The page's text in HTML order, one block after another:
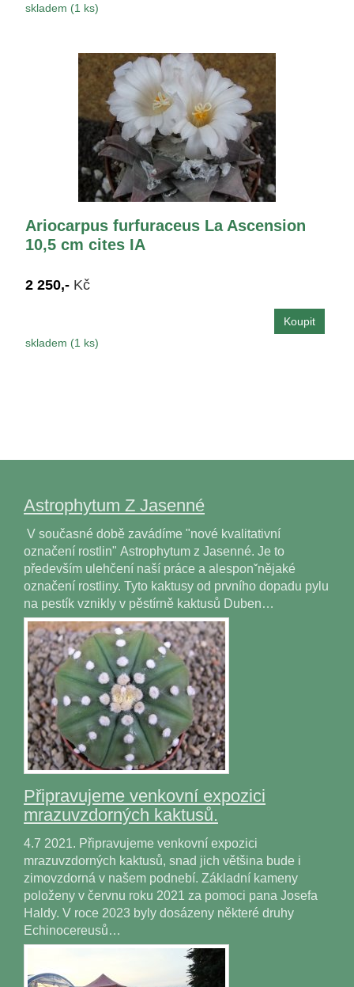
skladem (1 ks)
Ariocarpus furfuraceus La Ascension
10,5 cm cites IA
2 250,- Kč
skladem (1 ks)
Astrophytum Z Jasenné
V současné době zavádíme "nové kvalitativní
označení rostlin" Astrophytum z Jasenné. Je to
především ulehčení naší práce a alesponˇnějaké
označení rostliny. Tyto kaktusy od prvního dopadu pylu
na pestík vznikly v pěstírně kaktusů Duben…
Připravujeme venkovní expozici
mrazuvzdorných kaktusů.
4.7 2021. Připravujeme venkovní expozici
mrazuvzdorných kaktusů, snad jich většina bude i
zimovzdorná v našem podnebí. Základní kameny
položeny v červnu roku 2021 za pomoci pana Josefa
Haldy. V roce 2023 byly dosázeny některé druhy
Echinocereusů…